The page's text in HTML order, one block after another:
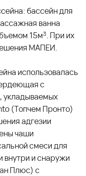
бассейн для
ванна
15м3. При их
МАПЕИ.
использовалась
с
укладываемых
(Топчем Пронто)
адгезии
чаши
смеси для
внутри и снаружи
Плюс) с